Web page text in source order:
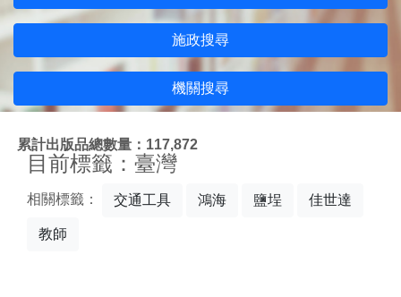
施政搜尋
機關搜尋
累計出版品總數量：117,872
目前標籤：臺灣
相關標籤： 交通工具 鴻海 鹽埕 佳世達
教師